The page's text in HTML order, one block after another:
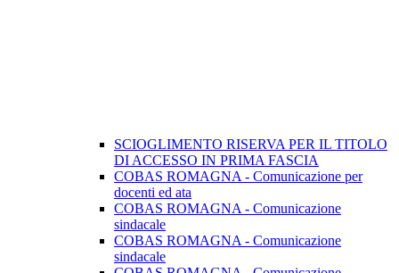
SCIOGLIMENTO RISERVA PER IL TITOLO
DI ACCESSO IN PRIMA FASCIA
COBAS ROMAGNA - Comunicazione per
docenti ed ata
COBAS ROMAGNA - Comunicazione
sindacale
COBAS ROMAGNA - Comunicazione
sindacale